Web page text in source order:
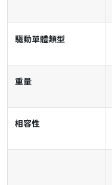
驅動單體類型
重量
相容性